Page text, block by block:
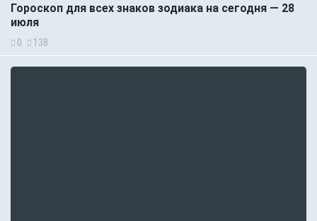
Гороскоп для всех знаков зодиака на сегодня — 28
июля
0 138